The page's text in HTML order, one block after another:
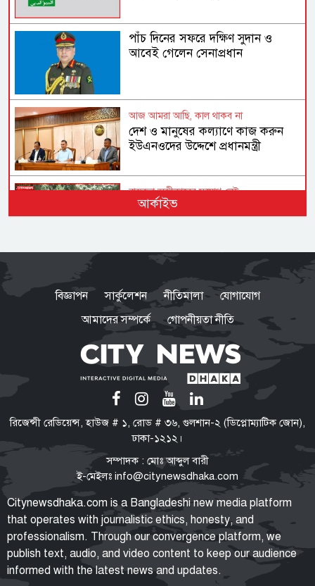
পাঁচ দিনের সফরে দক্ষিণ সুদান ও
আবেই গেলেন সেনাপ্রধান
আজ আমরা আছি, কাল থাকব না
দেশ ও মানুষের কল্যাণে কাজ করুন
ইউএনওদের উদ্দেশে প্রধানমন্ত্রী
বাস্তবতা অস্বীকারের সুযোগ নেই
২৮ বছর পরও পাহাড়ে শান্তির অপেক্ষা
নেই, ভূমি ফেরেনি—পাহাড়ে কেন
এখনো অশান্তি?
যা বলছেন বিশেষজ্ঞরা
অতিরিক্ত ওজনে বাড়ছে হৃদরোগ-
ডায়াবেটিসসহ নানা জটিলতার ঝুঁকি
স্বাধীনতা-সার্বভৌমত্বের প্রশ্নে সিরাজুল
ইসলাম কখনো আপস করেননি: মির্জা
পরিবর্তনের পক্ষে-বিপক্ষে নানা শক্তি
তরুণদের সঙ্গে সমাজ ও রাষ্ট্রের একটি
ইতিবাচক সমন্বয় প্রয়োজন বললেন
হোসেন জিল্লুর
টিএফআই সেলে বন্দি রেখে নির্যাতন
আর্কাইভ
বিজ্ঞাপন সার্কুলেশন নীতিমালা
যোগাযোগ
আমাদের সম্পর্কে
গোপনীয়তা নীতি
রিজেন্সী রেডিয়েন্স, হাউজ # ১, রোড # ৩৬, গুলশান-২ (ডিপ্লোম্যাটিক জোন),
ঢাকা-১২১২।
সম্পাদক : মোঃ আব্দুল বারী
ই-মেইলঃ info@citynewsdhaka.com
Citynewsdhaka.com is a Bangladeshi new media platform
that operates with journalistic ethics, honesty, and
professionalism. Through our convergence platform, we
publish text, audio, and video content to keep our audience
informed with the latest news and updates.